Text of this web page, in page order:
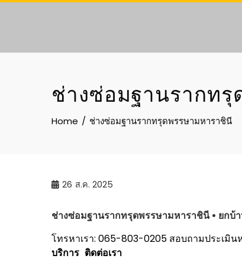
Skip
ช่างซ่อมฐานรากท
Home ช่างซ่อมฐานรากทรุดพรรษามหาราชินี
26 ส.ค. 2025
ช่างซ่อมฐานรากทรุดพรรษามหาราชินี• ยกบ้
โทรหาเรา: 065-803-0205 สอบถามประเมิน
บริการ ติดต่อเรา